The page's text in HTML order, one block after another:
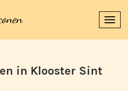
in Klooster Sint